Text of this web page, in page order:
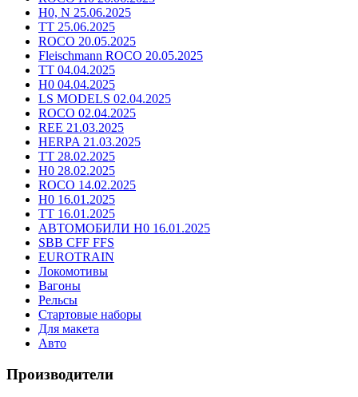
H0, N 25.06.2025
TT 25.06.2025
ROCO 20.05.2025
Fleischmann ROCO 20.05.2025
TT 04.04.2025
H0 04.04.2025
LS MODELS 02.04.2025
ROCO 02.04.2025
REE 21.03.2025
HERPA 21.03.2025
TT 28.02.2025
H0 28.02.2025
ROCO 14.02.2025
H0 16.01.2025
TT 16.01.2025
АВТОМОБИЛИ H0 16.01.2025
SBB CFF FFS
EUROTRAIN
Локомотивы
Вагоны
Рельсы
Стартовые наборы
Для макета
Авто
Производители